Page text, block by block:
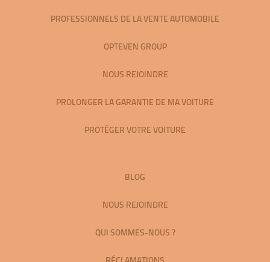
PROFESSIONNELS DE LA VENTE AUTOMOBILE
OPTEVEN GROUP
NOUS REJOINDRE
PROLONGER LA GARANTIE DE MA VOITURE
PROTÉGER VOTRE VOITURE
BLOG
NOUS REJOINDRE
QUI SOMMES-NOUS ?